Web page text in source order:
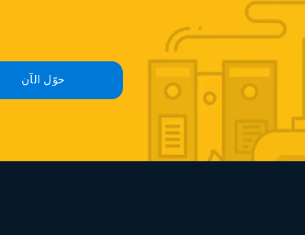
حوّل الآن